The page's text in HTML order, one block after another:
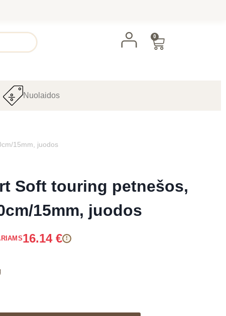
0
Nuolaidos
15mm, juodos
Soft touring petnešos,
15mm, juodos
16.14 € !